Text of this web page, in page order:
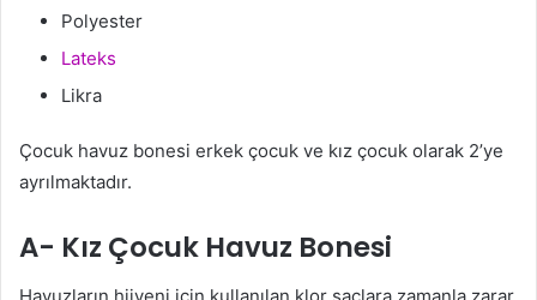
Polyester
Lateks
Likra
Çocuk havuz bonesi erkek çocuk ve kız çocuk olarak 2’ye
ayrılmaktadır.
A- Kız Çocuk Havuz Bonesi
Havuzların hijyeni için kullanılan klor saçlara zamanla zarar